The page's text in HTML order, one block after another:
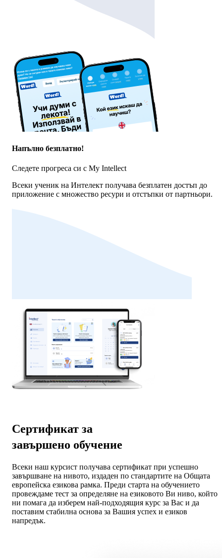
Напълно безплатно!
Следете прогреса си с My Intellect
Всеки ученик на Интелект получава безплатен достъп до
приложение с множество ресури и отстъпки от партньори.
Сертификат за
завършено обучение
Всеки наш курсист получава сертификат при успешно
завършване на нивото, издаден по стандартите на Общата
европейска езикова рамка. Преди старта на обучението
провеждаме тест за определяне на езиковото Ви ниво, който
ни помага да изберем най-подходящия курс за Вас и да
поставим стабилна основа за Вашия успех и езиков
напредък.